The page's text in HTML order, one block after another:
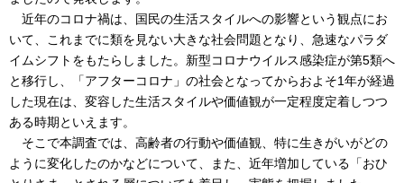
近年のコロナ禍は、国民の生活スタイルへの影響という観点にお
いて、これまでに類を見ない大きな社会問題となり、急速なパラダ
イムシフトをもたらしました。新型コロナウイルス感染症が第5類へ
と移行し、「アフターコロナ」の社会となってからおよそ1年が経過
した現在は、変容した生活スタイルや価値観が一定程度定着しつつ
ある時期といえます。
そこで本調査では、高齢者の行動や価値観、特に生きがいがどの
ように変化したのかなどについて、また、近年増加している「おひ